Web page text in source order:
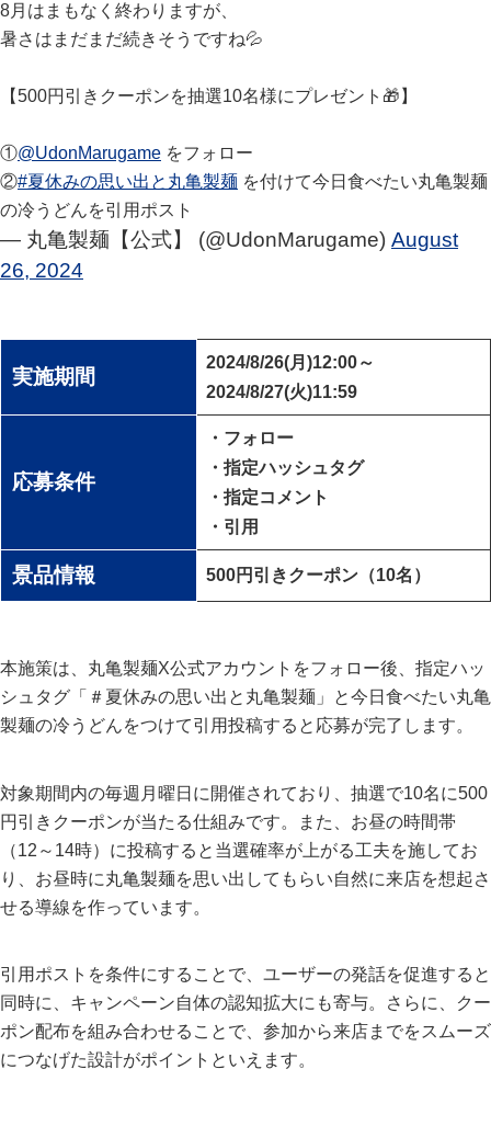
8月はまもなく終わりますが、
暑さはまだまだ続きそうですね💦
【500円引きクーポンを抽選10名様にプレゼント🎁】
①@UdonMarugame をフォロー​
②#夏休みの思い出と丸亀製麺 を付けて今日食べたい丸亀製麺
の冷うどんを引用ポスト
— 丸亀製麺【公式】 (@UdonMarugame) August
26, 2024
実施期間
2024/8/26(月)12:00～
2024/8/27(火)11:59
応募条件
・フォロー
・指定ハッシュタグ
・指定コメント
・引用
景品情報 500円引きクーポン（10名）
本施策は、丸亀製麺X公式アカウントをフォロー後、指定ハッ
シュタグ「＃夏休みの思い出と丸亀製麺」と今日食べたい丸亀
製麺の冷うどんをつけて引用投稿すると応募が完了します。
対象期間内の毎週月曜日に開催されており、抽選で10名に500
円引きクーポンが当たる仕組みです。また、お昼の時間帯
（12～14時）に投稿すると当選確率が上がる工夫を施してお
り、お昼時に丸亀製麺を思い出してもらい自然に来店を想起さ
せる導線を作っています。
引用ポストを条件にすることで、ユーザーの発話を促進すると
同時に、キャンペーン自体の認知拡大にも寄与。さらに、クー
ポン配布を組み合わせることで、参加から来店までをスムーズ
につなげた設計がポイントといえます。